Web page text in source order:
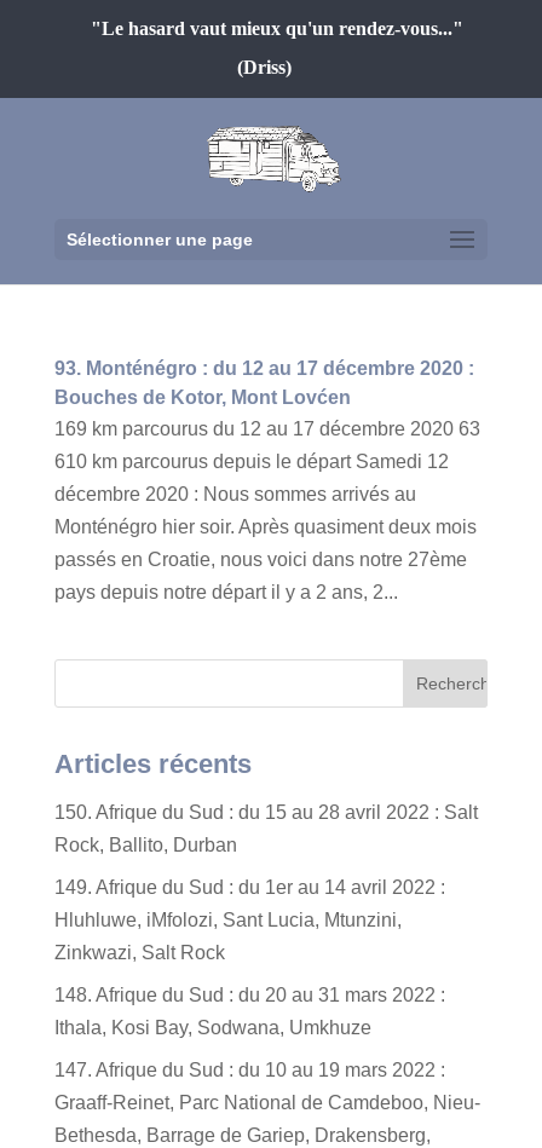
"Le hasard vaut mieux qu'un rendez-vous..."
(Driss)
Sélectionner une page
93. Monténégro : du 12 au 17 décembre 2020 :
Bouches de Kotor, Mont Lovćen
169 km parcourus du 12 au 17 décembre 2020 63
610 km parcourus depuis le départ Samedi 12
décembre 2020 : Nous sommes arrivés au
Monténégro hier soir. Après quasiment deux mois
passés en Croatie, nous voici dans notre 27ème
pays depuis notre départ il y a 2 ans, 2...
Articles récents
150. Afrique du Sud : du 15 au 28 avril 2022 : Salt
Rock, Ballito, Durban
149. Afrique du Sud : du 1er au 14 avril 2022 :
Hluhluwe, iMfolozi, Sant Lucia, Mtunzini,
Zinkwazi, Salt Rock
148. Afrique du Sud : du 20 au 31 mars 2022 :
Ithala, Kosi Bay, Sodwana, Umkhuze
147. Afrique du Sud : du 10 au 19 mars 2022 :
Graaff-Reinet, Parc National de Camdeboo, Nieu-
Bethesda, Barrage de Gariep, Drakensberg,